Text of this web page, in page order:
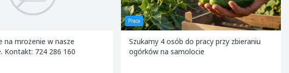
na mrożenie w nasze
Kontakt: 724 286 160
Praca
Szukamy 4 osób do pracy przy zbieraniu
ogórków na samolocie